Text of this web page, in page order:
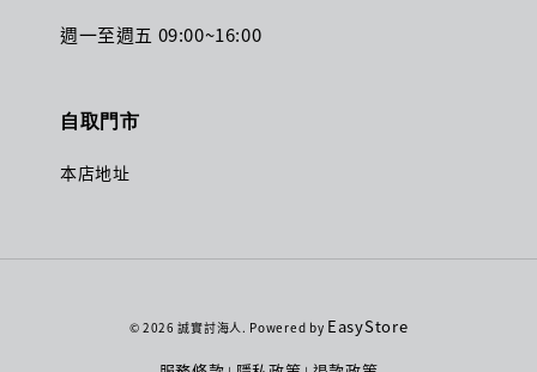
週一至週五 09:00~16:00
自取門市
本店地址
© 2026 誠實討海人. Powered by EasyStore